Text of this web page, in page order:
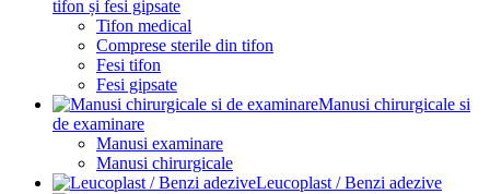
tifon și fesi gipsate
Tifon medical
Comprese sterile din tifon
Fesi tifon
Fesi gipsate
Manusi chirurgicale si
de examinare
Manusi examinare
Manusi chirurgicale
Leucoplast / Benzi adezive